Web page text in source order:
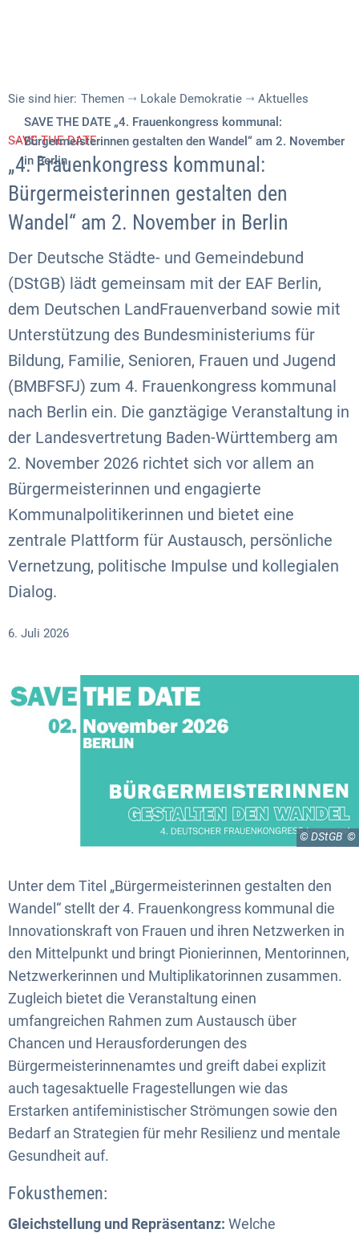
Sie sind hier: Themen Lokale Demokratie
Aktuelles
SAVE THE DATE „4. Frauenkongress kommunal:
Bürgermeisterinnen gestalten den Wandel“ am 2. November
in Berlin
SAVE THE DATE
„4. Frauenkongress kommunal:
Bürgermeisterinnen gestalten den
Wandel“ am 2. November in Berlin
Der Deutsche Städte- und Gemeindebund
(DStGB) lädt gemeinsam mit der EAF Berlin,
dem Deutschen LandFrauenverband sowie mit
Unterstützung des Bundesministeriums für
Bildung, Familie, Senioren, Frauen und Jugend
(BMBFSFJ) zum 4. Frauenkongress kommunal
nach Berlin ein. Die ganztägige Veranstaltung in
der Landesvertretung Baden-Württemberg am
2. November 2026 richtet sich vor allem an
Bürgermeisterinnen und engagierte
Kommunalpolitikerinnen und bietet eine
zentrale Plattform für Austausch, persönliche
Vernetzung, politische Impulse und kollegialen
Dialog.
6. Juli 2026
© DStGB
Unter dem Titel „Bürgermeisterinnen gestalten den
Wandel“ stellt der 4. Frauenkongress kommunal die
Innovationskraft von Frauen und ihren Netzwerken in
den Mittelpunkt und bringt Pionierinnen, Mentorinnen,
Netzwerkerinnen und Multiplikatorinnen zusammen.
Zugleich bietet die Veranstaltung einen
umfangreichen Rahmen zum Austausch über
Chancen und Herausforderungen des
Bürgermeisterinnenamtes und greift dabei explizit
auch tagesaktuelle Fragestellungen wie das
Erstarken antifeministischer Strömungen sowie den
Bedarf an Strategien für mehr Resilienz und mentale
Gesundheit auf.
Fokusthemen:
Gleichstellung und Repräsentanz: Welche